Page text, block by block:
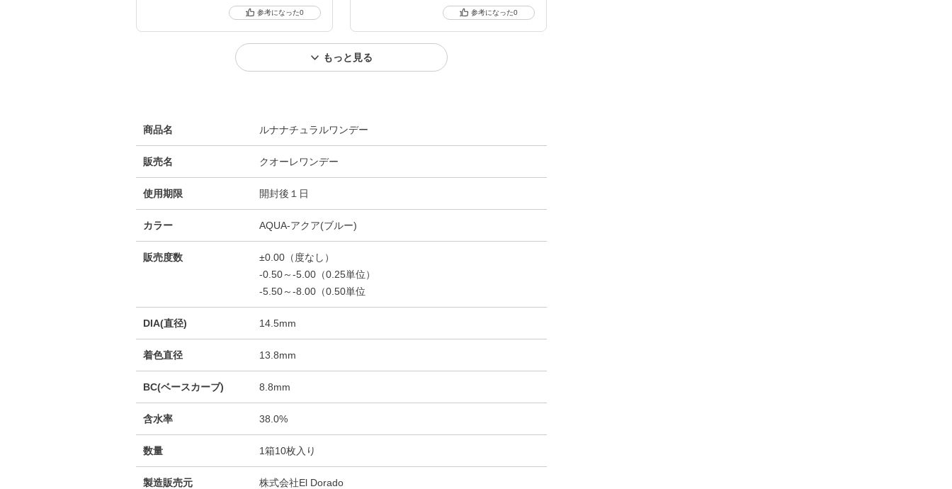
0 0
もっと見る
商品名 ルナナチュラルワンデー
販売名 クオーレワンデー
使用期限 開封後１日
カラー AQUA-アクア(ブルー)
販売度数
±0.00（度なし）
-0.50～-5.00（0.25単位）
-5.50～-8.00（0.50単位
DIA(直径) 14.5mm
着色直径 13.8mm
BC(ベースカーブ) 8.8mm
含水率 38.0%
数量 1箱10枚入り
製造販売元 株式会社El Dorado